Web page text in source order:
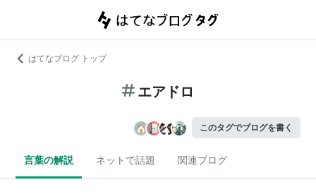
はてなブログ トップ
エアドロ
このタグでブログを書く
言葉の解説 ネットで話題 関連ブログ